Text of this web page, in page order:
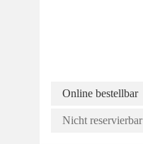
Online bestellbar
Nicht reservierbar